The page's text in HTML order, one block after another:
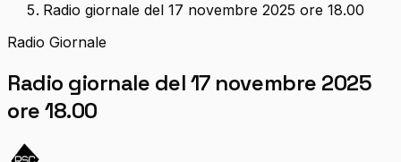
Radio giornale del 17 novembre 2025 ore 18.00
Radio Giornale
Radio giornale del 17 novembre 2025
ore 18.00